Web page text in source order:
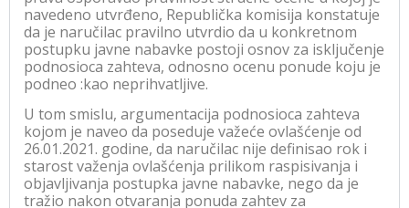
navedeno utvrđeno, Republička komisija konstatuje
da je naručilac pravilno utvrdio da u konkretnom
postupku javne nabavke postoji osnov za isključenje
podnosioca zahteva, odnosno ocenu ponude koju je
podneo :kao neprihvatljive.
U tom smislu, argumentacija podnosioca zahteva
kojom je naveo da poseduje važeće ovlašćenje od
26.01.2021. godine, da naručilac nije definisao rok i
starost važenja ovlašćenja prilikom raspisivanja i
objavljivanja postupka javne nabavke, nego da je
tražio nakon otvaranja ponuda zahtev za